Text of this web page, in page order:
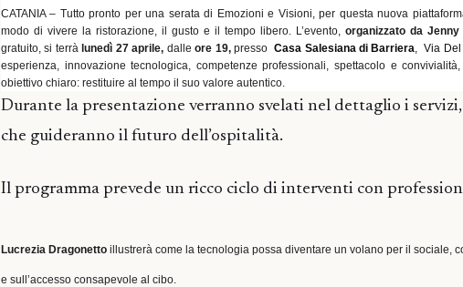
CATANIA – Tutto pronto per una serata di Emozioni e Visioni, per questa nuova
modo di vivere la ristorazione, il gusto e il tempo libero. L’evento, organizzato da Jenny
gratuito, si terrà lunedì 27 aprile, dalleore 19,presso Casa Salesiana di Barriera, Via Del
esperienza, innovazione tecnologica, competenze professionali, spettacolo e
obiettivo chiaro: restituire al tempo il suo valore autentico.
Durante la presentazione verranno svelati nel dettaglio i
che guideranno il futuro dell’ospitalità.
Il programma prevede un ricco ciclo di interventi con
Lucrezia Dragonetto illustrerà come la tecnologia possa diventare un volano per il sociale,
e sull’accesso consapevole al cibo.